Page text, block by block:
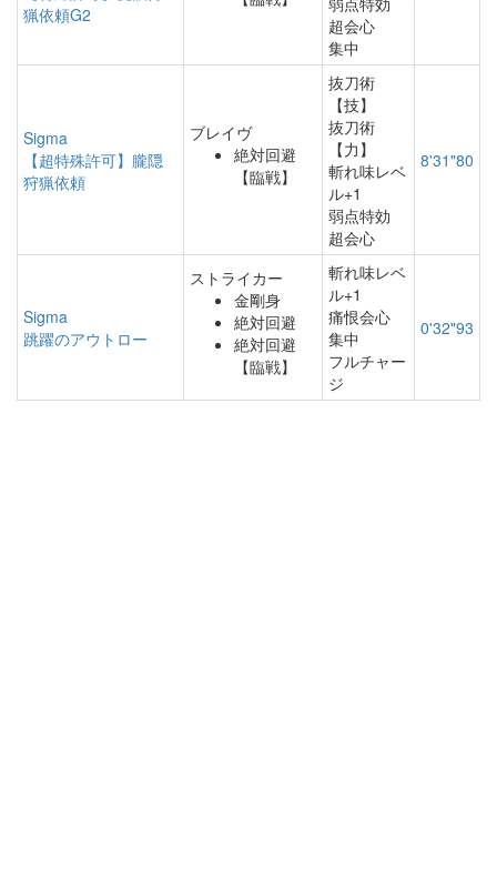
猟依頼G2
超会心
集中
Sigma
【超特殊許可】朧隠
狩猟依頼
ブレイヴ
絶対回避
【臨戦】
抜刀術
【技】
抜刀術
【力】
斬れ味レベ
ル+1
弱点特効
超会心
8'31"80
Sigma
跳躍のアウトロー
ストライカー
金剛身
絶対回避
絶対回避
【臨戦】
斬れ味レベ
ル+1
痛恨会心
集中
フルチャー
ジ
0'32"93